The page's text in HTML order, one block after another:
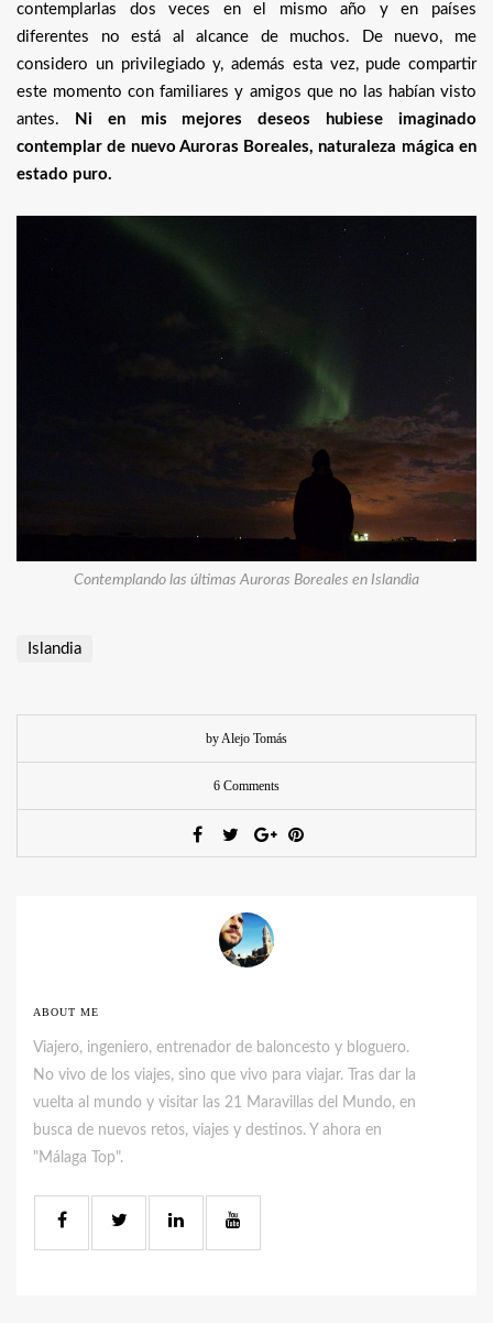
contemplarlas dos veces en el mismo año y en países
diferentes no está al alcance de muchos. De nuevo, me
considero un privilegiado y, además esta vez, pude compartir
este momento con familiares y amigos que no las habían visto
antes.
Ni en mis mejores deseos hubiese imaginado
contemplar de nuevo Auroras Boreales, naturaleza mágica en
estado puro.
Contemplando las últimas Auroras Boreales en Islandia
Islandia
by Alejo Tomás
6 Comments
ABOUT ME
Viajero, ingeniero, entrenador de baloncesto y bloguero.
No vivo de los viajes, sino que vivo para viajar. Tras dar la
vuelta al mundo y visitar las 21 Maravillas del Mundo, en
busca de nuevos retos, viajes y destinos. Y ahora en
"Málaga Top".